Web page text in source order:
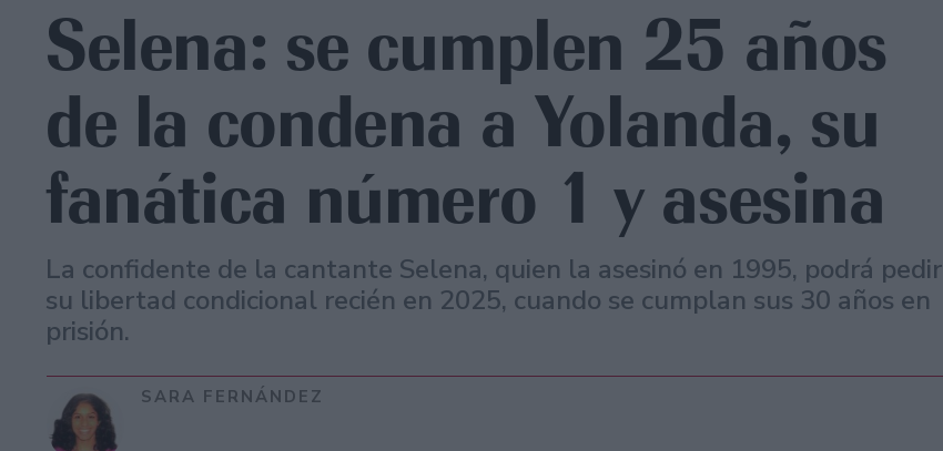
Selena: se cumplen 25 años
de la condena a Yolanda, su
fanática número 1 y asesina
La confidente de la cantante Selena, quien la asesinó en 1995, podrá pedir
su libertad condicional recién en 2025, cuando se cumplan sus 30 años en
prisión.
SARA FERNÁNDEZ